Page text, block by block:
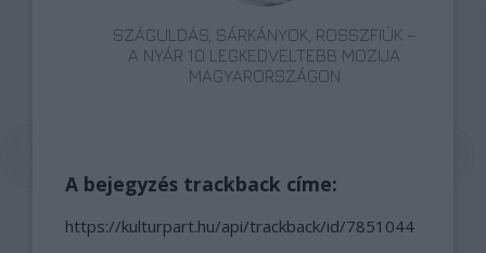
SZÁGULDÁS, SÁRKÁNYOK, ROSSZFIÚK –
A NYÁR 10 LEGKEDVELTEBB MOZIJA
MAGYARORSZÁGON
A bejegyzés trackback címe:
https://kulturpart.hu/api/trackback/id/7851044